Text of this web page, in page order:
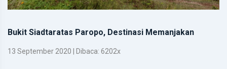
Bukit Siadtaratas Paropo, Destinasi Memanjakan
13 September 2020 | Dibaca: 6202x